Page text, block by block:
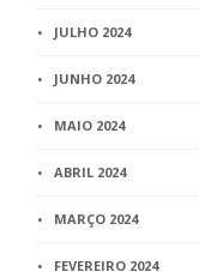
JULHO 2024
JUNHO 2024
MAIO 2024
ABRIL 2024
MARÇO 2024
FEVEREIRO 2024